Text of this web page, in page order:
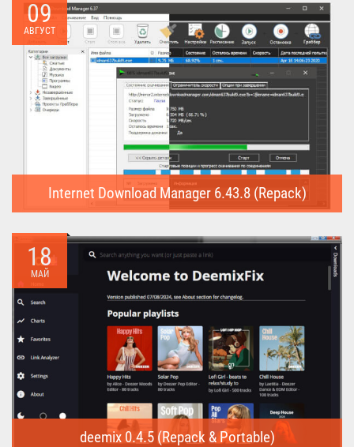
09
АВГУСТ
Internet Download Manager 6.43.8 (Repack)
предназначена для...
18
МАЙ
deemix 0.4.5 (Repack & Portable)